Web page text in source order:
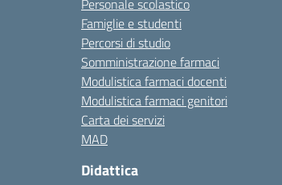
Personale scolastico
Famiglie e studenti
Percorsi di studio
Somministrazione farmaci
Modulistica farmaci docenti
Modulistica farmaci genitori
Carta dei servizi
MAD
Didattica